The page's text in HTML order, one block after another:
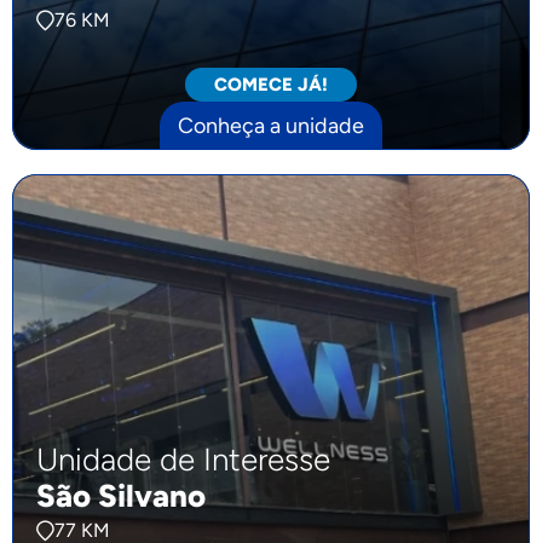
76 KM
COMECE JÁ!
Conheça a unidade
Unidade de Interesse
São Silvano
77 KM